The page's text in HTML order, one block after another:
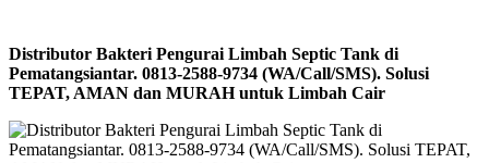
Distributor Bakteri Pengurai Limbah Septic Tank di
Pematangsiantar. 0813-2588-9734 (WA/Call/SMS). Solusi
TEPAT, AMAN dan MURAH untuk Limbah Cair